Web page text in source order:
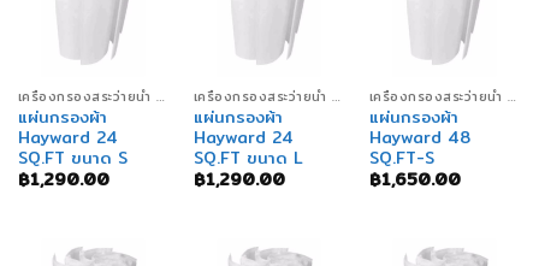
เครื่องกรองสระว่ายน้ำ SWIMMING POOL FILTERS
แผ่นกรองผ้า
Hayward 24
SQ.FT ขนาด S
฿1,290.00
เครื่องกรองสระว่ายน้ำ SWIMMING POOL FILTERS
แผ่นกรองผ้า
Hayward 24
SQ.FT ขนาด L
฿1,290.00
เครื่องกรองสระว่ายน้ำ SWIMMING POOL FILTERS
แผ่นกรองผ้า
Hayward 48
SQ.FT-S
฿1,650.00